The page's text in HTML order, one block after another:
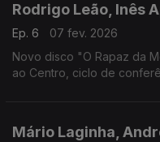
Rodrigo Leão, Inês
Ep. 6
07 fev. 2026
Novo disco "O Rapaz da
ao Centro, ciclo de
Mário Laginha,